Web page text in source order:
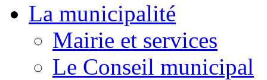
La municipalité
Mairie et services
Le Conseil municipal